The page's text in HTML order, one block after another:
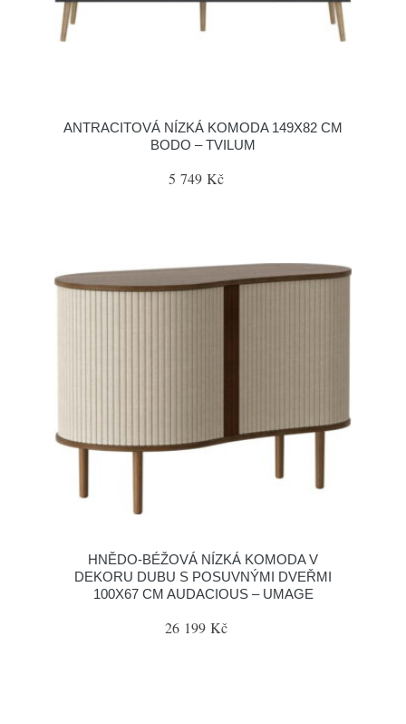
ANTRACITOVÁ NÍZKÁ KOMODA 149X82 CM
BODO – TVILUM
5 749 Kč
HNĚDO-BÉŽOVÁ NÍZKÁ KOMODA V
DEKORU DUBU S POSUVNÝMI DVEŘMI
100X67 CM AUDACIOUS – UMAGE
26 199 Kč